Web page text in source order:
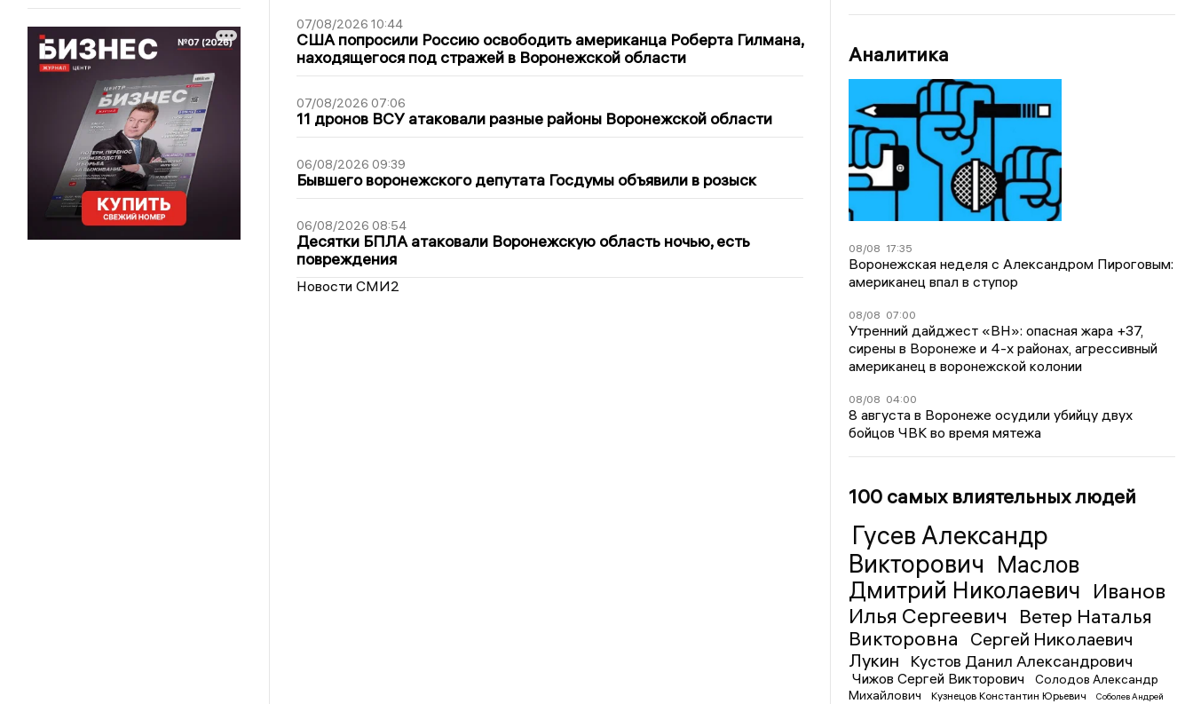
07/08/2026 10:44
США попросили Россию освободить американца Роберта Гилмана,
находящегося под стражей в Воронежской области
07/08/2026 07:06
11 дронов ВСУ атаковали разные районы Воронежской области
06/08/2026 09:39
Бывшего воронежского депутата Госдумы объявили в розыск
06/08/2026 08:54
Десятки БПЛА атаковали Воронежскую область ночью, есть
повреждения
Новости СМИ2
Аналитика
08/08 17:35
Воронежская неделя с Александром Пироговым:
американец впал в ступор
08/08 07:00
Утренний дайджест «ВН»: опасная жара +37,
сирены в Воронеже и 4-х районах, агрессивный
американец в воронежской колонии
08/08 04:00
8 августа в Воронеже осудили убийцу двух
бойцов ЧВК во время мятежа
100 самых влиятельных людей
Гусев Александр
Викторович Маслов
Дмитрий Николаевич Иванов
Илья Сергеевич
Ветер Наталья
Викторовна
Сергей Николаевич
Лукин
Кустов Данил Александрович
Чижов Сергей Викторович
Солодов Александр
Михайлович
Кузнецов Константин Юрьевич
Соболев Андрей